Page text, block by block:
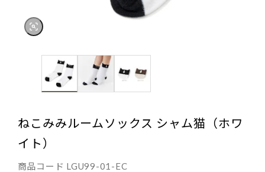
ねこみみルームソックス シャム猫（ホワ
イト）
商品コード LGU99-01-EC